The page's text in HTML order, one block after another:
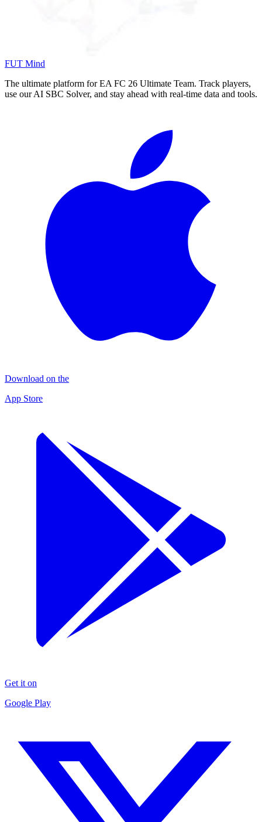
FUT Mind
The ultimate platform for EA FC 26 Ultimate Team. Track players,
use our AI SBC Solver, and stay ahead with real-time data and tools.
Download on the
App Store
Get it on
Google Play